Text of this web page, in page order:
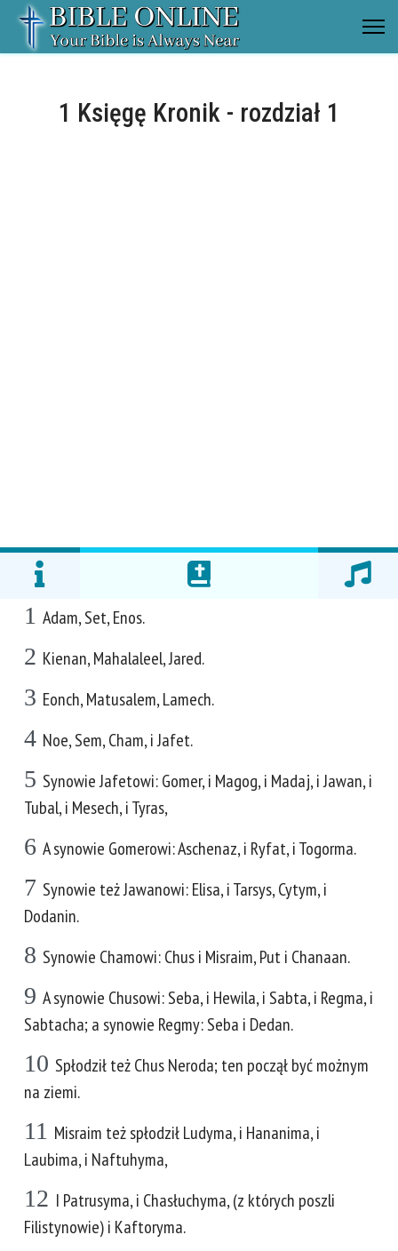
1 Księgę Kronik - rozdział 1
1 Adam, Set, Enos.
2 Kienan, Mahalaleel, Jared.
3 Eonch, Matusalem, Lamech.
4 Noe, Sem, Cham, i Jafet.
5 Synowie Jafetowi: Gomer, i Magog, i Madaj, i Jawan, i
Tubal, i Mesech, i Tyras,
6 A synowie Gomerowi: Aschenaz, i Ryfat, i Togorma.
7 Synowie też Jawanowi: Elisa, i Tarsys, Cytym, i
Dodanin.
8 Synowie Chamowi: Chus i Misraim, Put i Chanaan.
9 A synowie Chusowi: Seba, i Hewila, i Sabta, i Regma, i
Sabtacha; a synowie Regmy: Seba i Dedan.
10 Spłodził też Chus Neroda; ten począł być możnym
na ziemi.
11 Misraim też spłodził Ludyma, i Hananima, i
Laubima, i Naftuhyma,
12 I Patrusyma, i Chasłuchyma, (z których poszli
Filistynowie) i Kaftoryma.